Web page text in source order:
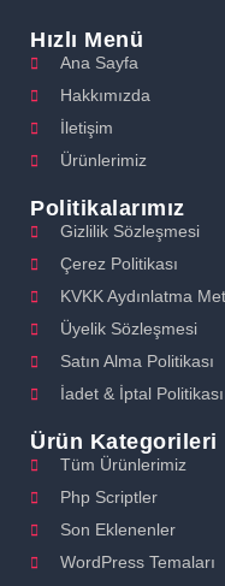
Hızlı Menü
Ana Sayfa
Hakkımızda
İletişim
Ürünlerimiz
Politikalarımız
Gizlilik Sözleşmesi
Çerez Politikası
KVKK Aydınlatma
Üyelik Sözleşmesi
Satın Alma Politikası
İadet & İptal Politikası
Ürün Kategorileri
Tüm Ürünlerimiz
Php Scriptler
Son Eklenenler
WordPress Temaları